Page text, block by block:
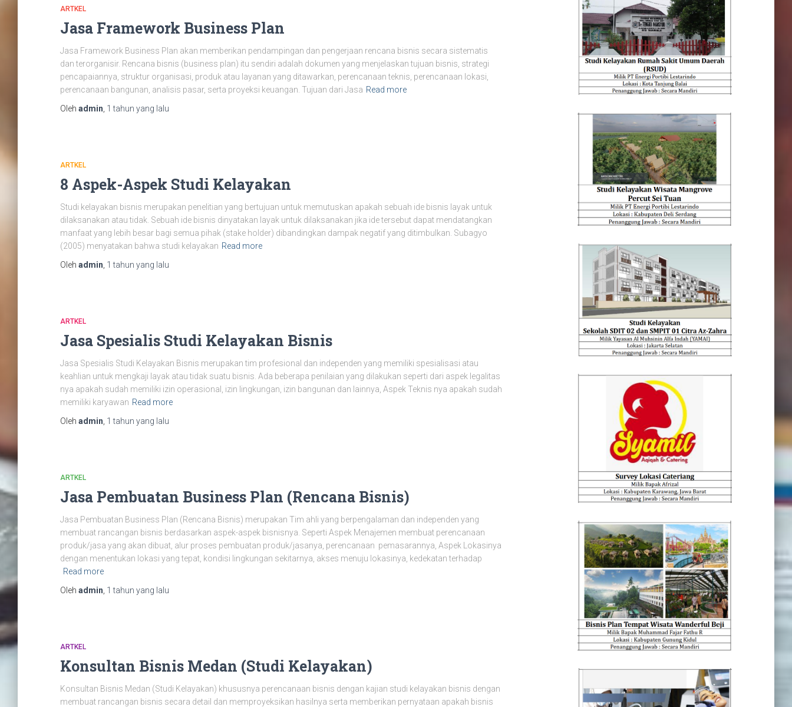
ARTKEL
Jasa Framework Business Plan
Jasa Framework Business Plan akan memberikan pendampingan dan pengerjaan rencana bisnis secara sistematis
dan terorganisir. Rencana bisnis (business plan) itu sendiri adalah dokumen yang menjelaskan tujuan bisnis, strategi
pencapaiannya, struktur organisasi, produk atau layanan yang ditawarkan, perencanaan teknis, perencanaan lokasi,
perencanaan bangunan, analisis pasar, serta proyeksi keuangan. Tujuan dari Jasa Read more
Oleh admin 1 tahun yang lalu
ARTKEL
8 Aspek-Aspek Studi Kelayakan
Studi kelayakan bisnis merupakan penelitian yang bertujuan untuk memutuskan apakah sebuah ide bisnis layak untuk
dilaksanakan atau tidak. Sebuah ide bisnis dinyatakan layak untuk dilaksanakan jika ide tersebut dapat mendatangkan
manfaat yang lebih besar bagi semua pihak (stake holder) dibandingkan dampak negatif yang ditimbulkan. Subagyo
(2005) menyatakan bahwa studi kelayakan Read more
Oleh admin 1 tahun yang lalu
ARTKEL
Jasa Spesialis Studi Kelayakan Bisnis
Jasa Spesialis Studi Kelayakan Bisnis merupakan tim profesional dan independen yang memiliki spesialisasi atau
keahlian untuk mengkaji layak atau tidak suatu bisnis. Ada beberapa penilaian yang dilakukan seperti dari aspek legalitas
nya apakah sudah memiliki izin operasional, izin lingkungan, izin bangunan dan lainnya, Aspek Teknis nya apakah sudah
memiliki karyawan Read more
Oleh admin 1 tahun yang lalu
ARTKEL
Jasa Pembuatan Business Plan (Rencana Bisnis)
Jasa Pembuatan Business Plan (Rencana Bisnis) merupakan Tim ahli yang berpengalaman dan independen yang
membuat rancangan bisnis berdasarkan aspek-aspek bisnisnya. Seperti Aspek Menajemen membuat perencanaan
produk/jasa yang akan dibuat, alur proses pembuatan produk/jasanya, perencanaan pemasarannya, Aspek Lokasinya
dengan menentukan lokasi yang tepat, kondisi lingkungan sekitarnya, akses menuju lokasinya, kedekatan terhadap
Read more
Oleh admin 1 tahun yang lalu
ARTKEL
Konsultan Bisnis Medan (Studi Kelayakan)
Konsultan Bisnis Medan (Studi Kelayakan) khususnya perencanaan bisnis dengan kajian studi kelayakan bisnis dengan
membuat rancangan bisnis secara detail dan memproyeksikan hasilnya serta memberikan pernyataan apakah bisnis